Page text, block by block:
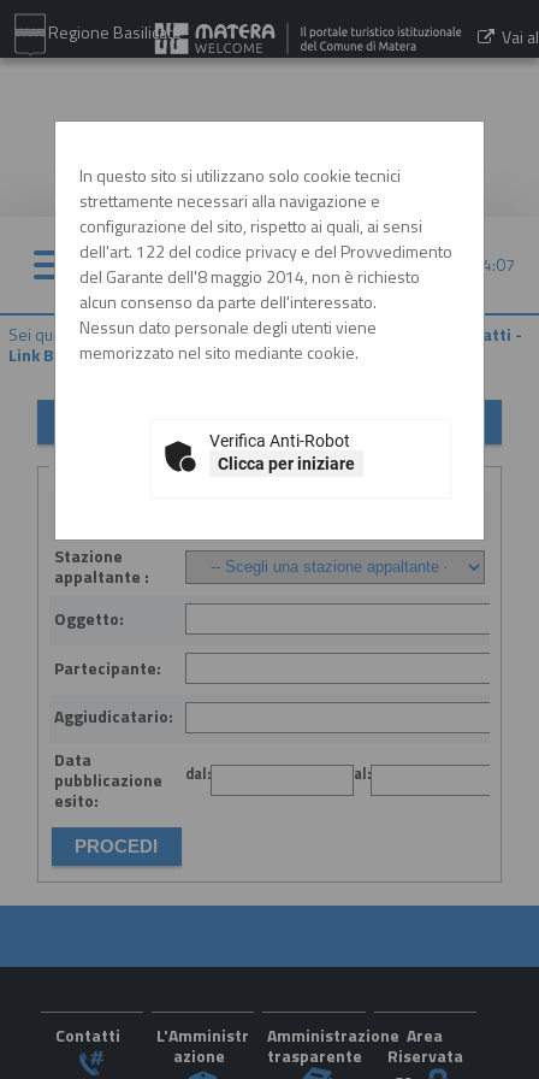
Regione Basilicata Vai al
06/08/2026 14:07
Sei qui: Home»Procedure d'appalto e contratti»Riepilogo contratti -
Link BDNCP
In questo sito si utilizzano solo cookie tecnici
strettamente necessari alla navigazione e
configurazione del sito, rispetto ai quali, ai sensi
dell'art. 122 del codice privacy e del Provvedimento
del Garante dell'8 maggio 2014, non è richiesto
alcun consenso da parte dell'interessato.
Nessun dato personale degli utenti viene
memorizzato nel sito mediante cookie.
Verifica Anti-Robot
Clicca per iniziare
Criteri di ricerca
Stazione
appaltante :
Oggetto:
Partecipante:
Aggiudicatario:
Data
pubblicazione
esito:
dal: al:
Contatti
L'Amministr
azione
Amministrazione
trasparente
Area
Riservata